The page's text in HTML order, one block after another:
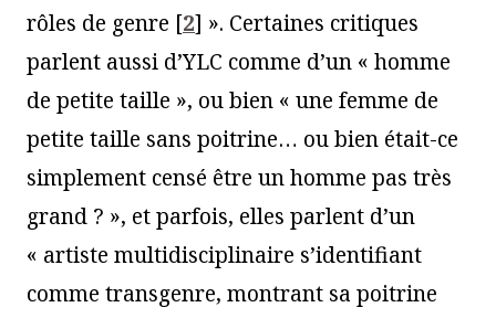
rôles de genre [2] ». Certaines critiques
parlent aussi d’YLC comme d’un « homme
de petite taille », ou bien « une femme de
petite taille sans poitrine… ou bien était-ce
simplement censé être un homme pas très
grand ? », et parfois, elles parlent d’un
« artiste multidisciplinaire s’identifiant
comme transgenre, montrant sa poitrine